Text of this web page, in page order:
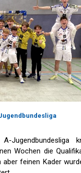
Jugendbundesliga
Wochen die
aber feinen Kader